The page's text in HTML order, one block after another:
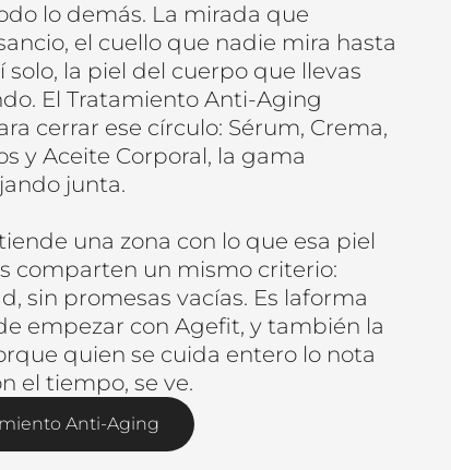
lo demás. La mirada que
el cuello que nadie mira hasta
solo, la piel del cuerpo que llevas
El Tratamiento Anti-Aging
cerrar ese círculo: Sérum, Crema,
y Aceite Corporal, la gama
junta.
una zona con lo que esa piel
comparten un mismo criterio:
sin promesas vacías. Es laforma
empezar con Agefit, y también la
quien se cuida entero lo nota
el tiempo, se ve.
Anti-Aging